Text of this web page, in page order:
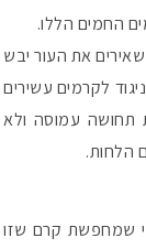
החמים הללו.
את העור יבש
לקרמים עשירים
תחושה עמוסה ולא
הלחות.
שמחפשת קרם שזו